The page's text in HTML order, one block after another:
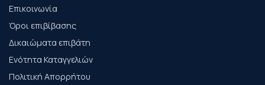
Επικοινωνία
Όροι επιβίβασης
Δικαιώματα επιβάτη
Ενότητα Καταγγελιών
Πολιτική Απορρήτου